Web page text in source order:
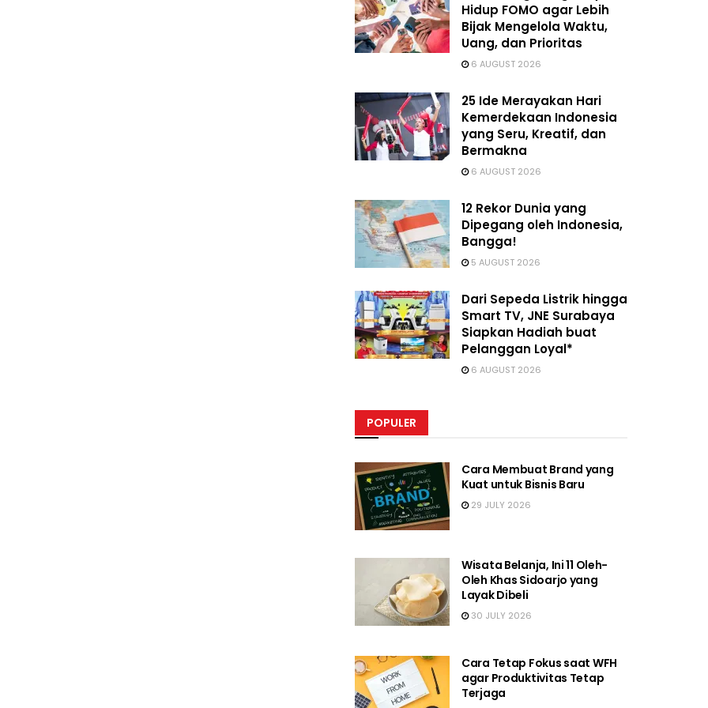
Hidup FOMO agar Lebih
Bijak Mengelola Waktu,
Uang, dan Prioritas
6 AUGUST 2026
25 Ide Merayakan Hari
Kemerdekaan Indonesia
yang Seru, Kreatif, dan
Bermakna
6 AUGUST 2026
12 Rekor Dunia yang
Dipegang oleh Indonesia,
Bangga!
5 AUGUST 2026
Dari Sepeda Listrik hingga
Smart TV, JNE Surabaya
Siapkan Hadiah buat
Pelanggan Loyal*
6 AUGUST 2026
POPULER
Cara Membuat Brand yang
Kuat untuk Bisnis Baru
29 JULY 2026
Wisata Belanja, Ini 11 Oleh-
Oleh Khas Sidoarjo yang
Layak Dibeli
30 JULY 2026
Cara Tetap Fokus saat WFH
agar Produktivitas Tetap
Terjaga